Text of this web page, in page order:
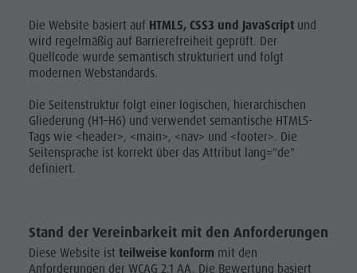
WOCHENPROGRAMM
DER
KRONPLATZ
TOP-EVENTS
NACHHALTIGKEIT
ERLEBEN
Handwerker
Dienstleister
Grillstellen
Kultur Alpin
Lokale
Produkte -
Kultur Alpin Urban
Kunsthandwerk
Lokale Produkte - Direkt vom Hof
Sehenswürdigkeiten
Shopping
Team Olang Card
Wellness
Unterkünfte
Webcams
Wetter
Die Website basiert auf HTML5, CSS3 und JavaScript und
wird regelmäßig auf Barrierefreiheit geprüft. Der
Quellcode wurde semantisch strukturiert und folgt
modernen Webstandards.
Die Seitenstruktur folgt einer logischen, hierarchischen
Gliederung (H1–H6) und verwendet semantische HTML5-
Tags wie <header>, <main>, <nav> und <footer>. Die
Seitensprache ist korrekt über das Attribut lang="de"
definiert.
Stand der Vereinbarkeit mit den Anforderungen
Diese Website ist teilweise konform mit den
Anforderungen der WCAG 2.1 AA. Die Bewertung basiert